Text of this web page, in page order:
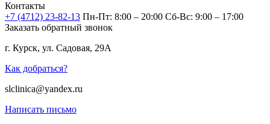
Контакты
+7 (4712) 23-82-13 Пн-Пт: 8:00 – 20:00 Сб-Вс: 9:00 – 17:00
Заказать обратный звонок
г. Курск, ул. Садовая, 29А
Как добраться?
slclinica@yandex.ru
Написать письмо